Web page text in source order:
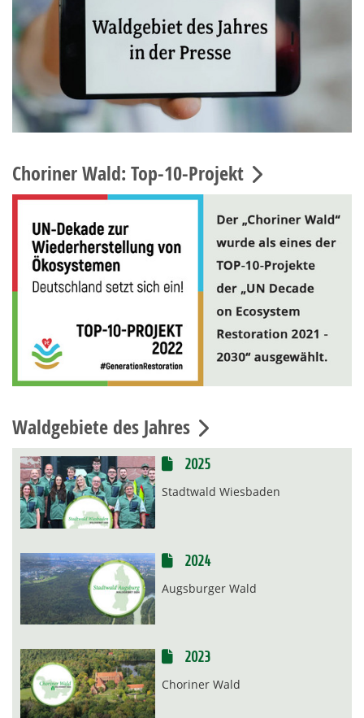
Choriner Wald: Top-10-Projekt
Waldgebiete des Jahres
2025
Stadtwald Wiesbaden
2024
Augsburger Wald
2023
Choriner Wald